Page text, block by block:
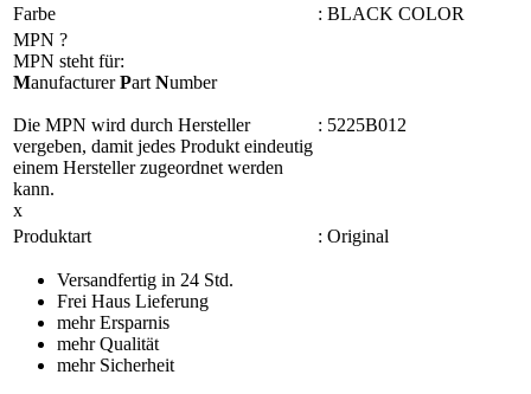
Farbe
: BLACK COLOR
MPN ?
MPN steht für:
ManufacturerPart Number
Die MPN wird durch Hersteller
vergeben, damit jedes Produkt eindeutig
einem Hersteller zugeordnet werden
kann.
x
: 5225B012
Produktart : Original
Versandfertig in 24 Std.
Frei Haus Lieferung
mehr Ersparnis
mehr Qualität
mehr Sicherheit